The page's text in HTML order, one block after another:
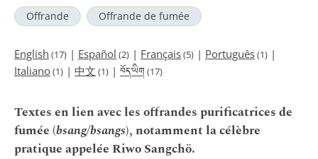
Offrande Offrande de fumée
English (17) | Español (2) | Français(5) | Português(1) |
Italiano(1) | 中文 (1) | བོད་ཡིག (17)
Textes en lien avec les offrandes purificatrices de
fumée (bsang/bsangs), notamment la célèbre
pratique appelée Riwo Sangchö.